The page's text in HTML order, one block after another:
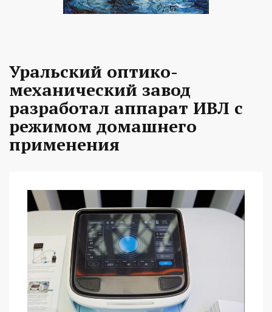
Уральский оптико-
механический завод
разработал аппарат ИВЛ с
режимом домашнего
применения